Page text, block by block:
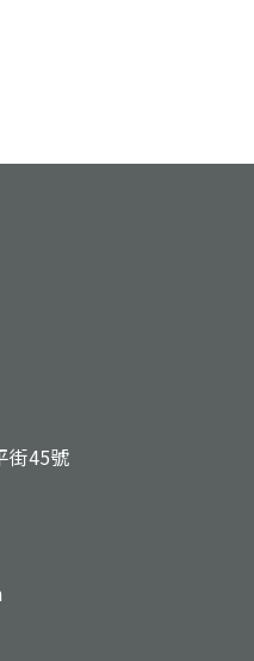
街45號